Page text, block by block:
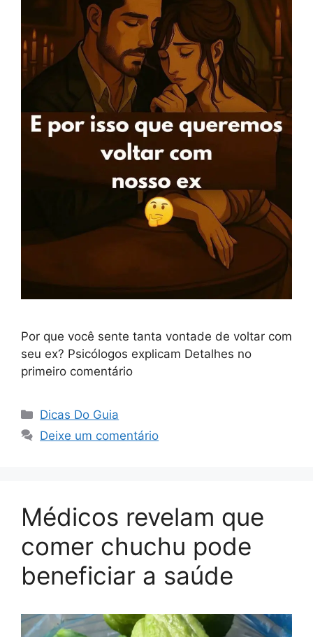
Por que você sente tanta vontade de voltar com
seu ex? Psicólogos explicam Detalhes no
primeiro comentário
Categorias
Dicas Do Guia
Deixe um comentário
Médicos revelam que
comer chuchu pode
beneficiar a saúde